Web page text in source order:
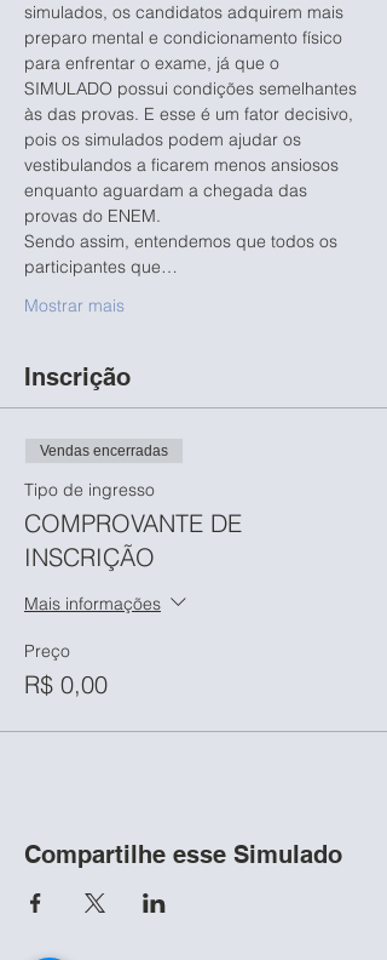
simulados, os candidatos adquirem mais
preparo mental e condicionamento físico
para enfrentar o exame, já que o
SIMULADO possui condições semelhantes
às das provas. E esse é um fator decisivo,
pois os simulados podem ajudar os
vestibulandos a ficarem menos ansiosos
enquanto aguardam a chegada das
provas do ENEM.
Sendo assim, entendemos que todos os
participantes que…
Mostrar mais
Inscrição
Vendas encerradas
Tipo de ingresso
COMPROVANTE DE
INSCRIÇÃO
Mais informações
Preço
R$ 0,00
Compartilhe esse Simulado